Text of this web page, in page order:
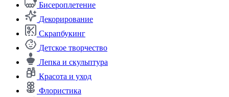
Бисероплетение
Декорирование
Скрапбукинг
Детское творчество
Лепка и скульптура
Красота и уход
Флористика